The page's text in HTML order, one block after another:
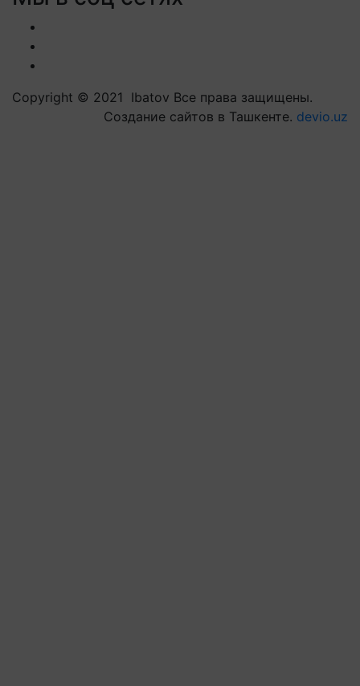
Copyright © 2021 Ibatov Все права защищены.
Создание сайтов в Ташкенте. devio.uz